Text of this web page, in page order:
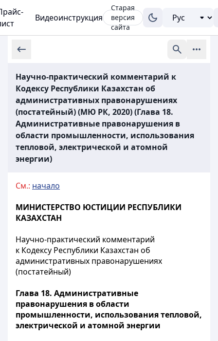
Видеоинструкция
Старая
версия
сайта
Научно-практический комментарий к
Кодексу Республики Казахстан об
административных правонарушениях
(постатейный) (МЮ РК, 2020) (Глава 18.
Административные правонарушения в
области промышленности, использования
тепловой, электрической и атомной
энергии)
См.: начало
МИНИСТЕРСТВО ЮСТИЦИИ РЕСПУБЛИКИ
КАЗАХСТАН
Научно-практический комментарий
к Кодексу Республики Казахстан об
административных правонарушениях
(постатейный)
Глава 18. Административные
правонарушения в области
промышленности, использования тепловой,
электрической и атомной энергии